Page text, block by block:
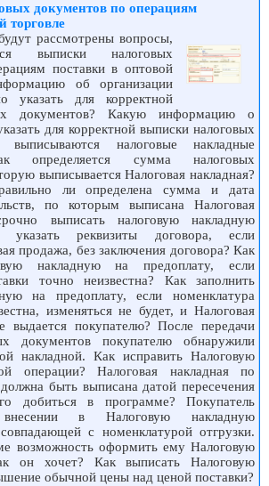
документов по операциям
торговле
рассмотрены вопросы,
выписки налоговых
поставки в оптовой
об организации
указать для корректной
документов? Какую информацию о
для корректной выписки налоговых
выписываются налоговые накладные
определяется сумма налоговых
выписывается Налоговая накладная?
ли определена сумма и дата
по которым выписана Налоговая
выписать налоговую накладную
указать реквизиты договора, если
продажа, без заключения договора? Как
накладную на предоплату, если
точно неизвестна? Как заполнить
на предоплату, если номенклатура
изменяться не будет, и Налоговая
выдается покупателю? После передачи
документов покупателю обнаружили
накладной. Как исправить Налоговую
операции? Налоговая накладная по
быть выписана датой пересечения
добиться в программе? Покупатель
в Налоговую накладную
с номенклатурой отгрузки.
возможность оформить ему Налоговую
он хочет? Как выписать Налоговую
обычной цены над ценой поставки?